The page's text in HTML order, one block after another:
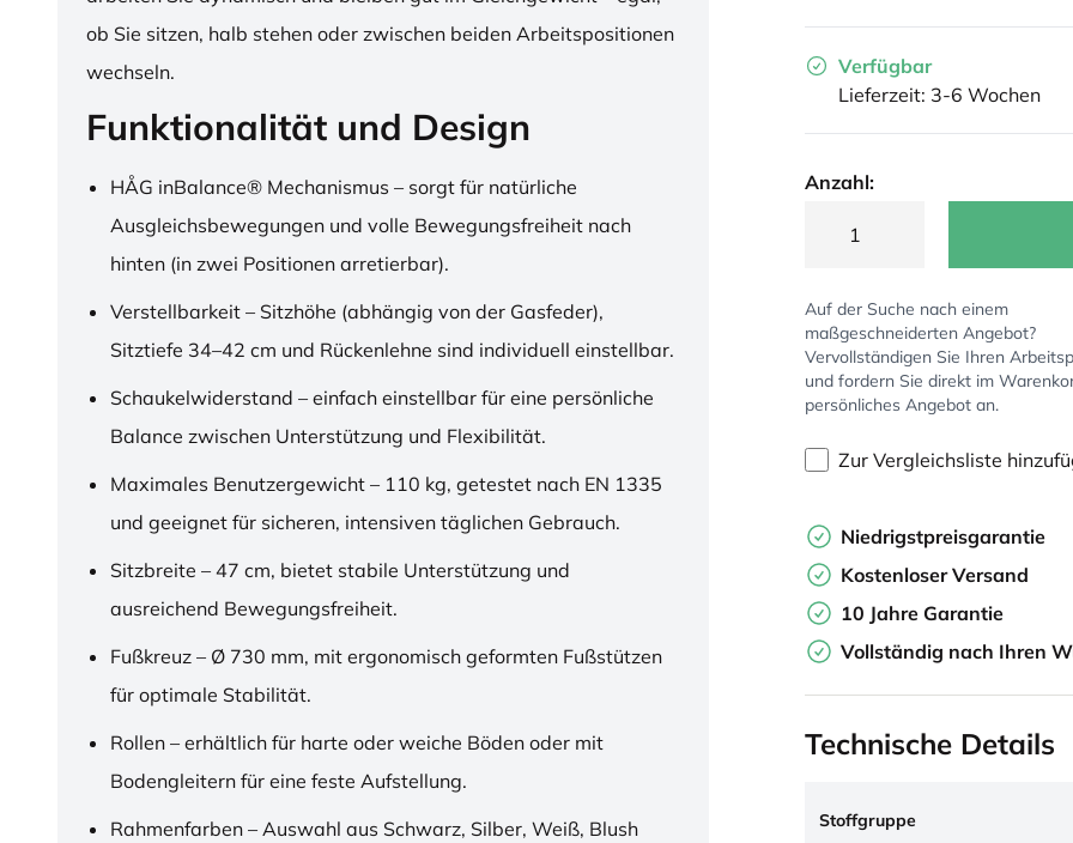
ob Sie sitzen, halb stehen oder zwischen beiden Arbeitspositionen
wechseln.
Funktionalität und Design
HÅG inBalance® Mechanismus – sorgt für natürliche
Ausgleichsbewegungen und volle Bewegungsfreiheit nach
hinten (in zwei Positionen arretierbar).
Verstellbarkeit – Sitzhöhe (abhängig von der Gasfeder),
Sitztiefe 34–42 cm und Rückenlehne sind individuell einstellbar.
Schaukelwiderstand – einfach einstellbar für eine persönliche
Balance zwischen Unterstützung und Flexibilität.
Maximales Benutzergewicht – 110 kg, getestet nach EN 1335
und geeignet für sicheren, intensiven täglichen Gebrauch.
Sitzbreite – 47 cm, bietet stabile Unterstützung und
ausreichend Bewegungsfreiheit.
Fußkreuz – Ø 730 mm, mit ergonomisch geformten Fußstützen
für optimale Stabilität.
Rollen – erhältlich für harte oder weiche Böden oder mit
Bodengleitern für eine feste Aufstellung.
Rahmenfarben – Auswahl aus Schwarz, Silber, Weiß, Blush
Verfügbar
Lieferzeit: 3-6 Wochen
Anzahl:
Auf der Suche nach einem
maßgeschneiderten Angebot?
Vervollständigen Sie Ihren
und fordern Sie direkt im
persönliches Angebot an.
Zur Vergleichsliste
Niedrigstpreisgarantie
Kostenloser Versand
10 Jahre Garantie
Vollständig nach Ihren
Technische Details
Stoffgruppe